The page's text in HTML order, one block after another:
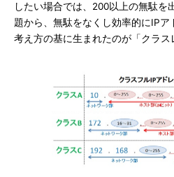
したい場合では、200以上の無駄を
題から、無駄をなくし効率的にIPア
考え方の基に生まれたのが「クラス